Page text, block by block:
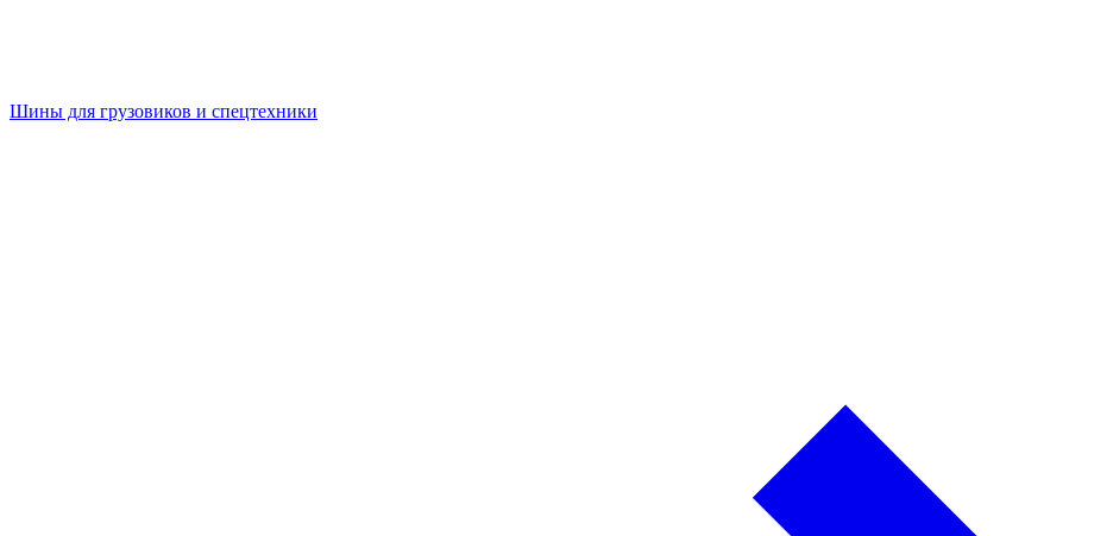
Шины для грузовиков и спецтехники